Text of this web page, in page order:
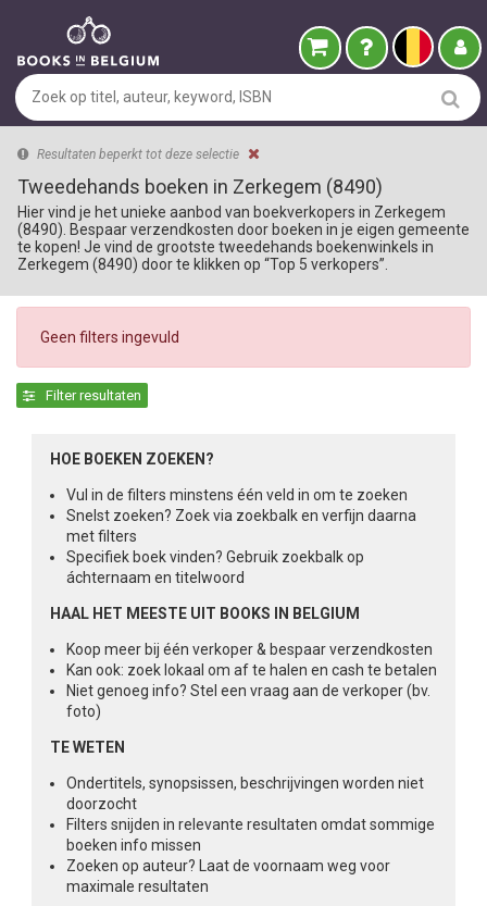
Resultaten beperkt tot deze selectie
Tweedehands boeken in Zerkegem (8490)
Hier vind je het unieke aanbod van boekverkopers in Zerkegem
(8490). Bespaar verzendkosten door boeken in je eigen gemeente
te kopen! Je vind de grootste tweedehands boekenwinkels in
Zerkegem (8490) door te klikken op “Top 5 verkopers”.
Geen filters ingevuld
Filter resultaten
HOE BOEKEN ZOEKEN?
Vul in de filters minstens één veld in om te zoeken
Snelst zoeken? Zoek via zoekbalk en verfijn daarna
met filters
Specifiek boek vinden? Gebruik zoekbalk op
áchternaam en titelwoord
HAAL HET MEESTE UIT BOOKS IN BELGIUM
Koop meer bij één verkoper & bespaar verzendkosten
Kan ook: zoek lokaal om af te halen en cash te betalen
Niet genoeg info? Stel een vraag aan de verkoper (bv.
foto)
TE WETEN
Ondertitels, synopsissen, beschrijvingen worden niet
doorzocht
Filters snijden in relevante resultaten omdat sommige
boeken info missen
Zoeken op auteur? Laat de voornaam weg voor
maximale resultaten